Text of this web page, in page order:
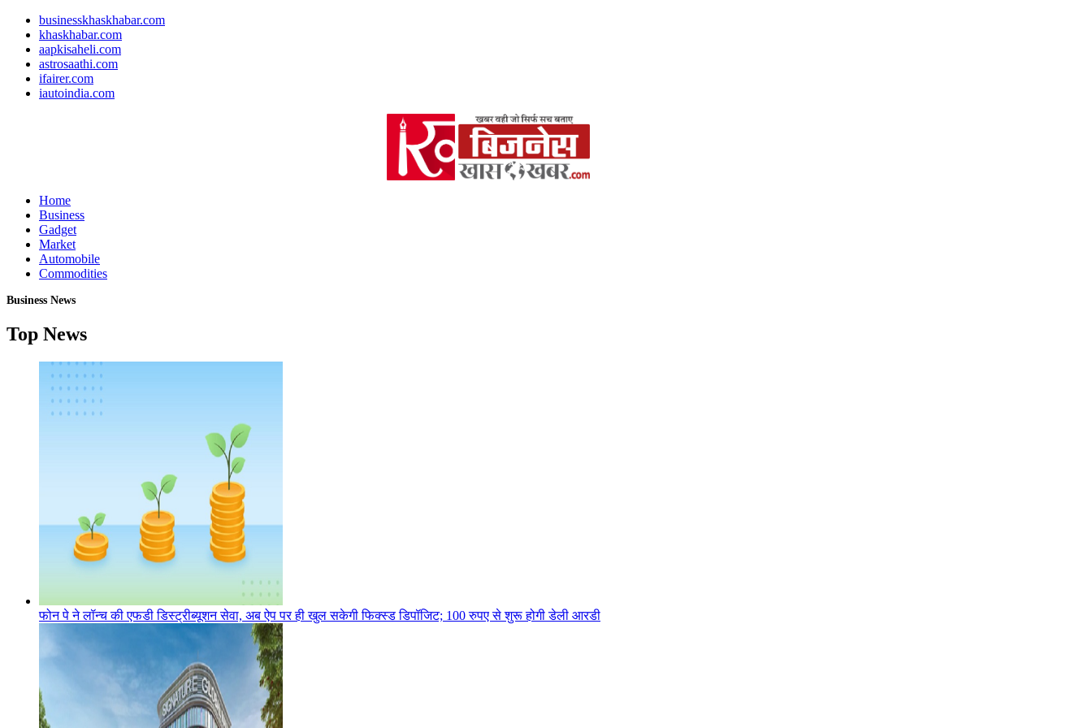
businesskhaskhabar.com
khaskhabar.com
aapkisaheli.com
astrosaathi.com
ifairer.com
iautoindia.com
Home
Business
Gadget
Market
Automobile
Commodities
Business News
Top News
फोन पे ने लॉन्च की एफडी डिस्ट्रीब्यूशन सेवा, अब ऐप पर ही खुल सकेगी फिक्स्ड डिपॉजिट; 100 रुपए से शुरू होगी डेली आरडी